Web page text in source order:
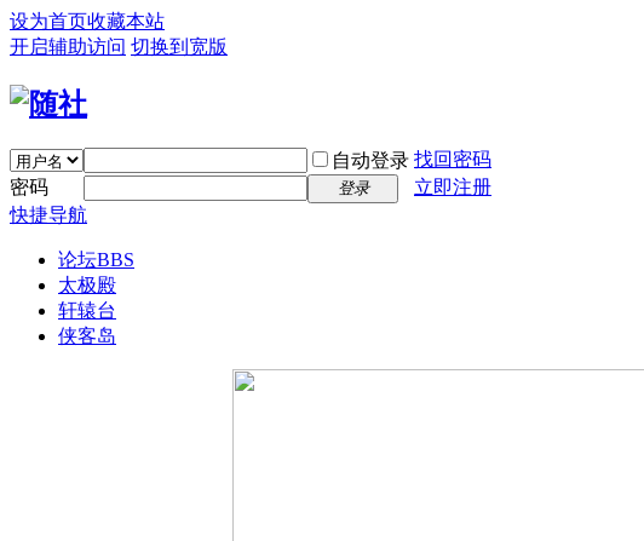
设为首页收藏本站
开启辅助访问 切换到宽版
自动登录 找回密码
密码
登录
立即注册
快捷导航
论坛BBS
太极殿
轩辕台
侠客岛